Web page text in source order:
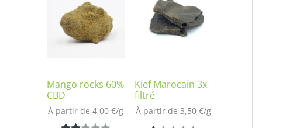
sur
notation
client
basé
sur
notatio
Mango rocks 60%
CBD
À partir de 4,00€/g
Kief Marocain 3x
filtré
À partir de 3,50 €/g